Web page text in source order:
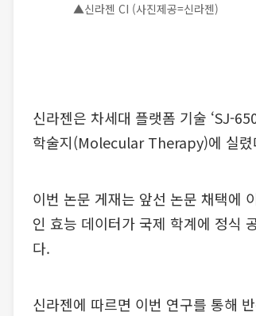
▲신라젠 CI (사진제공=신라젠)
신라젠은 차세대 플랫폼 기술 ‘SJ-
학술지(Molecular Therapy)에 실렸
이번 논문 게재는 앞선 논문 채택에
인 효능 데이터가 국제 학계에 정식
다.
신라젠에 따르면 이번 연구를 통해